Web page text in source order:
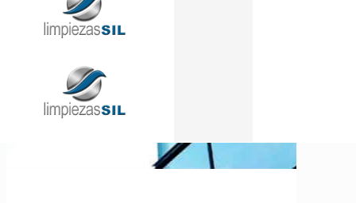
¿Qué funciones cumple un
plagas? Y ¿Cuáles son los
mejores en Madrid?